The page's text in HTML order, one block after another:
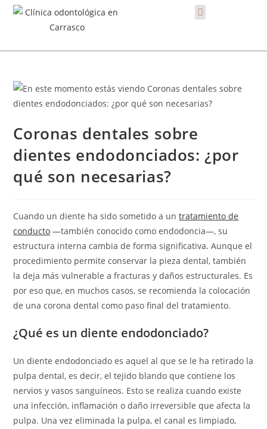
Coronas dentales sobre
dientes endodonciados: ¿por
qué son necesarias?
Cuando un diente ha sido sometido a untratamiento de
conducto —también conocido como endodoncia—, su
estructura interna cambia de forma significativa. Aunque el
procedimiento permite conservar la pieza dental, también
la deja más vulnerable a fracturas y daños estructurales. Es
por eso que, en muchos casos, se recomienda la colocación
de una corona dental como paso final del tratamiento.
¿Qué es un diente endodonciado?
Un diente endodonciado es aquel al que se le ha retirado la
pulpa dental, es decir, el tejido blando que contiene los
nervios y vasos sanguíneos. Esto se realiza cuando existe
una infección, inflamación o daño irreversible que afecta la
pulpa. Una vez eliminada la pulpa, el canal es limpiado,